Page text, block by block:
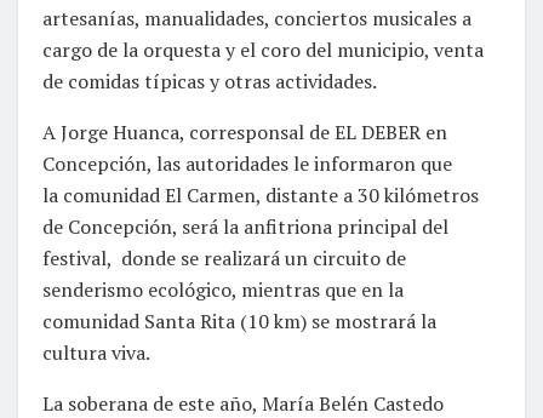
artesanías, manualidades, conciertos musicales a
cargo de la orquesta y el coro del municipio, venta
de comidas típicas y otras actividades.
A Jorge Huanca, corresponsal de EL DEBER en
Concepción, las autoridades le informaron que
la comunidad El Carmen, distante a 30 kilómetros
de Concepción, será la anfitriona principal del
festival, donde se realizará un circuito de
senderismo ecológico, mientras que en la
comunidad Santa Rita (10 km) se mostrará la
cultura viva.
La soberana de este año, María Belén Castedo